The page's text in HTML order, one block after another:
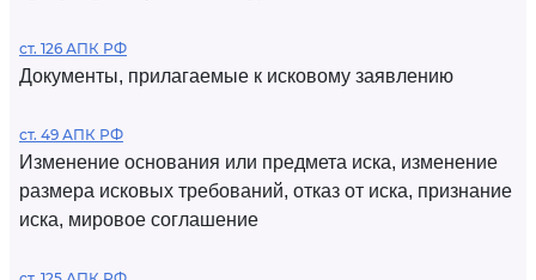
ст. 126 АПК РФ
Документы, прилагаемые к исковому заявлению
ст. 49 АПК РФ
Изменение основания или предмета иска, изменение
размера исковых требований, отказ от иска, признание
иска, мировое соглашение